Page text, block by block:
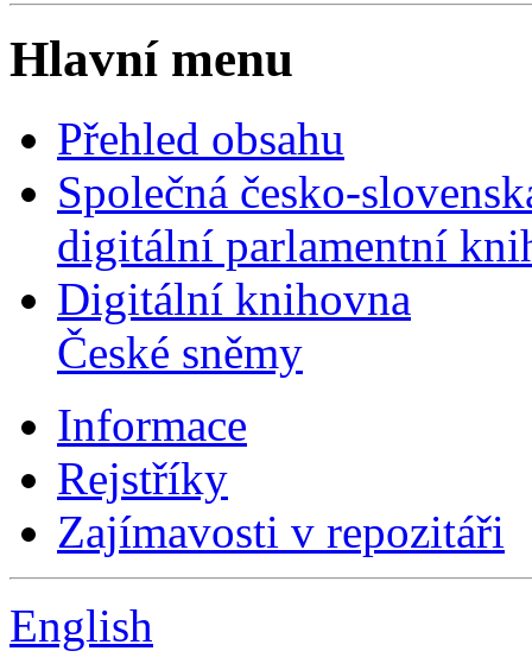
Hlavní menu
Přehled obsahu
Společná česko-
digitální parlamentní
Digitální knihovna
České sněmy
Informace
Rejstříky
Zajímavosti v repozitáři
English